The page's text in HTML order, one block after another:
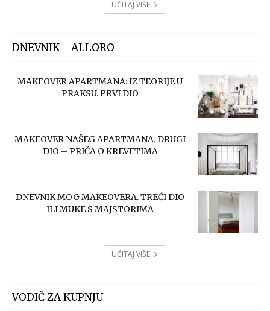
UČITAJ VIŠE
DNEVNIK - ALLORO
MAKEOVER APARTMANA: IZ TEORIJE U
PRAKSU. PRVI DIO
MAKEOVER NAŠEG APARTMANA. DRUGI
DIO – PRIČA O KREVETIMA
DNEVNIK MOG MAKEOVERA. TREĆI DIO
ILI MUKE S MAJSTORIMA
UČITAJ VIŠE
VODIČ ZA KUPNJU